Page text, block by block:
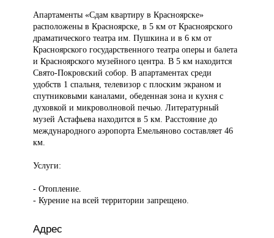
Апартаменты «Сдамквартиру в Красноярске»
расположены в Красноярске, в 5 км от Красноярского
драматического театра им. Пушкина и в 6 км от
Красноярского государственного театра оперы и балета
и Красноярского музейного центра. В 5 км находится
Свято-Покровский собор. В апартаментах среди
удобств 1 спальня, телевизор с плоским экраном и
спутниковыми каналами, обеденная зона и кухня с
духовкой и микроволновой печью. Литературный
музей Астафьева находится в 5 км. Расстояние до
международного аэропорта Емельяново составляет 46
км.
Услуги:
- Отопление.
- Курение на всей территории запрещено.
Адрес